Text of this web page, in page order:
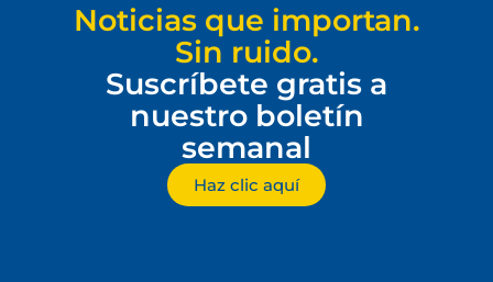
Noticias que importan.
Sin ruido.
Suscríbete gratis a
nuestro boletín
semanal
Haz clic aquí